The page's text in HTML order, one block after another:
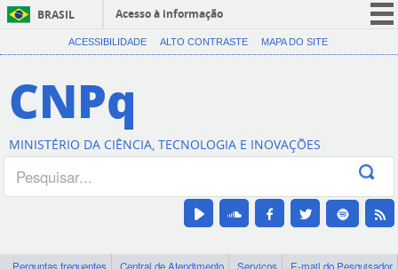
BRASIL
Acesso à informação
CORONAVÍRUS (COVID-19)
Canais
ACESSIBILIDADE ALTO CONTRASTE MAPA DO SITE
CNPq
MINISTÉRIO DA CIÊNCIA, TECNOLOGIA E INOVAÇÕES